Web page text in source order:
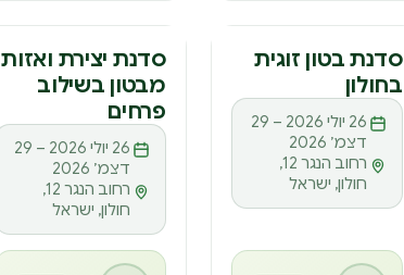
ס
סדנת בטון זוגית
בחולון
26 יולי 2026 – 29
דצמ׳ 2026
חולון, ישראל
ס
סדנת יצירת ואזות
מבטון בשילוב
פרחים
26 יולי 2026 – 29
דצמ׳ 2026
חולון, ישראל